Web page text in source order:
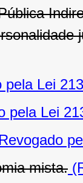
pela Lei
pela Lei
mista.